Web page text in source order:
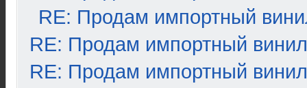
RE: Продам импортный
RE: Продам импортный винил
RE: Продам импортный винил